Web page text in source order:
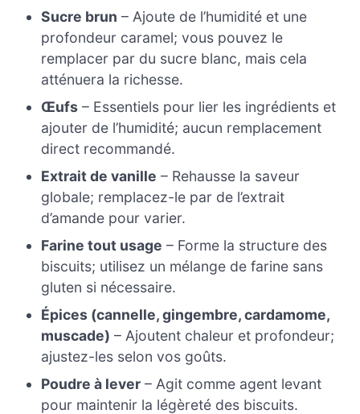
Sucre brun – Ajoute de l’humidité et une
profondeur caramel; vous pouvez le
remplacer par du sucre blanc, mais cela
atténuera la richesse.
Œufs – Essentiels pour lier les ingrédients et
ajouter de l’humidité; aucun remplacement
direct recommandé.
Extrait de vanille – Rehausse la saveur
globale; remplacez-le par de l’extrait
d’amande pour varier.
Farine tout usage – Forme la structure des
biscuits; utilisez un mélange de farine sans
gluten si nécessaire.
Épices (cannelle, gingembre, cardamome,
muscade) – Ajoutent chaleur et profondeur;
ajustez-les selon vos goûts.
Poudre à lever – Agit comme agent levant
pour maintenir la légèreté des biscuits.